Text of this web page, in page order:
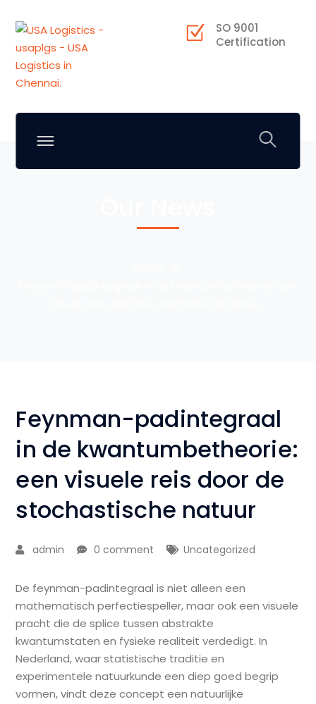
SO 9001
Certification
Feynman-padintegraal
in de kwantumbetheorie:
een visuele reis door de
stochastische natuur
admin 0 comment Uncategorized
De feynman-padintegraal is niet alleen een
mathematisch perfectiespeller, maar ook een visuele
pracht die de splice tussen abstrakte
kwantumstaten en fysieke realiteit verdedigt. In
Nederland, waar statistische traditie en
experimentele natuurkunde een diep goed begrip
vormen, vindt deze concept een natuurlijke